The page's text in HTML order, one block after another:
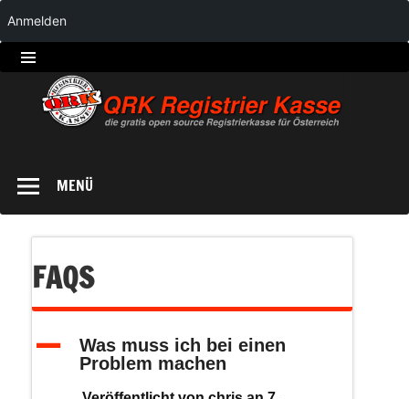
QRK
MENÜ
FAQS
A
Was muss ich bei einen
Problem machen
Anmelden